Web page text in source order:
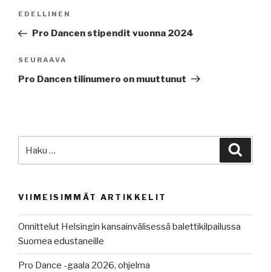
Edellinen
artikkeli
EDELLINEN
Pro Dancen stipendit vuonna 2024
Seuraava
artikkeli
SEURAAVA
Pro Dancen tilinumero on muuttunut
VIIMEISIMMÄT ARTIKKELIT
Onnittelut Helsingin kansainvälisessä balettikilpailussa
Suomea edustaneille
Pro Dance -gaala 2026, ohjelma